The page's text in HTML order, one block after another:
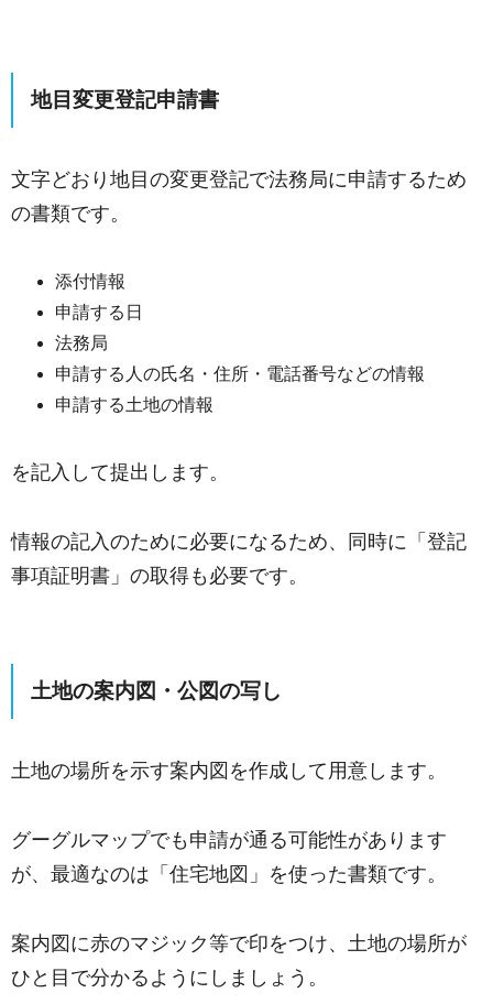
地目変更登記申請書
文字どおり地目の変更登記で法務局に申請するため
の書類です。
添付情報
申請する日
法務局
申請する人の氏名・住所・電話番号などの情報
申請する土地の情報
を記入して提出します。
情報の記入のために必要になるため、同時に「登記
事項証明書」の取得も必要です。
土地の案内図・公図の写し
土地の場所を示す案内図を作成して用意します。
グーグルマップでも申請が通る可能性があります
が、最適なのは「住宅地図」を使った書類です。
案内図に赤のマジック等で印をつけ、土地の場所が
ひと目で分かるようにしましょう。